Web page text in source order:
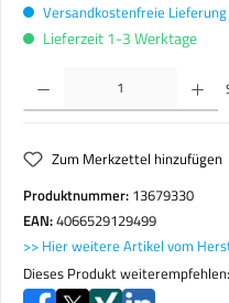
Versandkostenfreie
Lieferzeit 1-3 Werktage
Produkt Anzahl: Gib den gewünschten Wert
Zum Merkzettel hinzufügen
Produktnummer: 13679330
EAN:4066529129499
>> Hier weitere Artikel vom
Dieses Produkt weiterempfehlen: